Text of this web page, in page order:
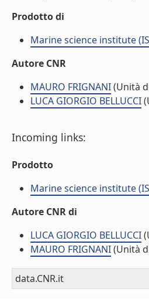
Prodotto di
Marine science institute
Autore CNR
MAURO FRIGNANI(Unità
LUCA GIORGIO BELLUCCI
Incoming links:
Prodotto
Marine science institute
Autore CNR di
LUCA GIORGIO BELLUCCI
MAURO FRIGNANI(Unità
data.CNR.it